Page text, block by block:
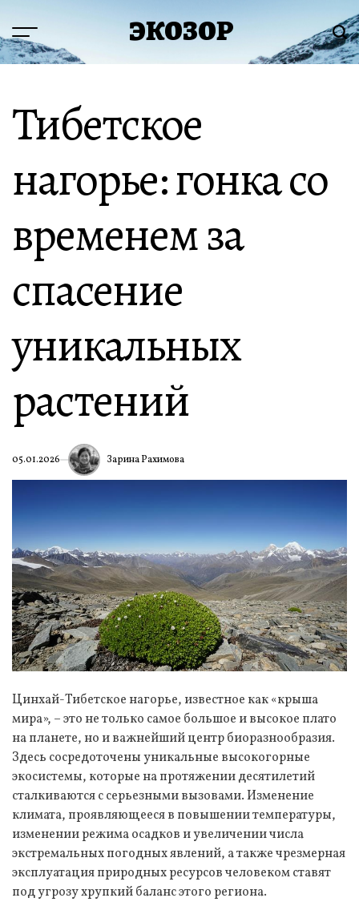
содержимому
Меню ЭКОЗОР
Тибетское
нагорье: гонка со
временем за
спасение
уникальных
растений
05.01.2026 Зарина Рахимова
Цинхай-Тибетское нагорье, известное как «крыша
мира», – это не только самое большое и высокое плато
на планете, но и важнейший центр биоразнообразия.
Здесь сосредоточены уникальные высокогорные
экосистемы, которые на протяжении десятилетий
сталкиваются с серьезными вызовами. Изменение
климата, проявляющееся в повышении температуры,
изменении режима осадков и увеличении числа
экстремальных погодных явлений, а также чрезмерная
эксплуатация природных ресурсов человеком ставят
под угрозу хрупкий баланс этого региона.